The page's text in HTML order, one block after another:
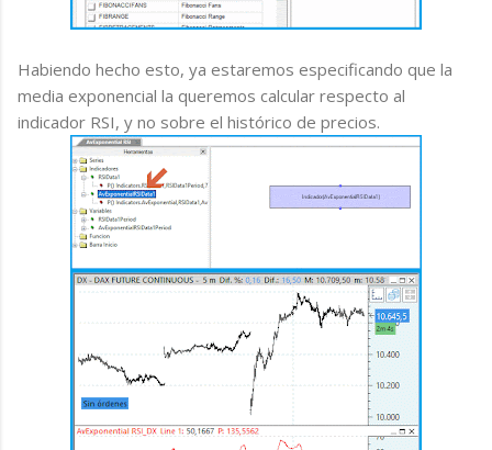
Habiendo hecho esto, ya estaremos especificando que la
media exponencial la queremos calcular respecto al
indicador RSI, y no sobre el histórico de precios.